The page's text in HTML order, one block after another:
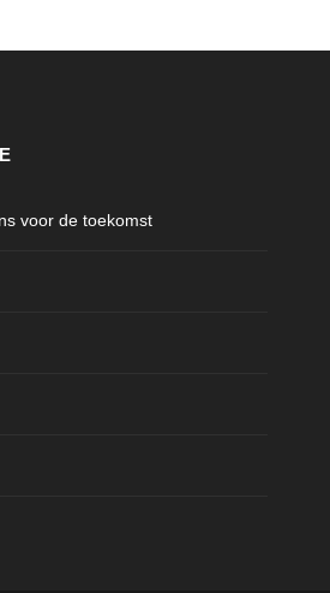
voor de toekomst